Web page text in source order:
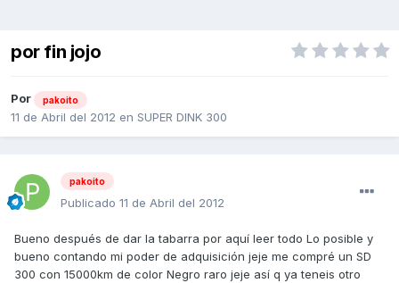
por fin jojo
Por pakoito
11 de Abril del 2012 en SUPER DINK 300
pakoito
Publicado 11 de Abril del 2012
Bueno después de dar la tabarra por aquí leer todo Lo posible y
bueno contando mi poder de adquisición jeje me compré un SD
300 con 15000km de color Negro raro jeje así q ya teneis otro